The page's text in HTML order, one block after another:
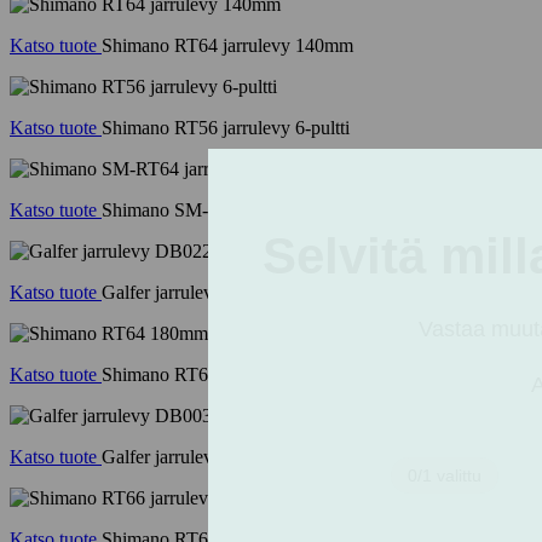
Katso tuote Shimano RT64 jarrulevy 140mm
Katso tuote Shimano RT56 jarrulevy 6-pultti
Katso tuote Shimano SM-RT64 jarrulevy centerlock 203mm
Katso tuote Galfer jarrulevy DB022WCL 160mm centerlock
Katso tuote Shimano RT64 180mm jarrulevy
Katso tuote Galfer jarrulevy DB003WCL 180mm centerlock